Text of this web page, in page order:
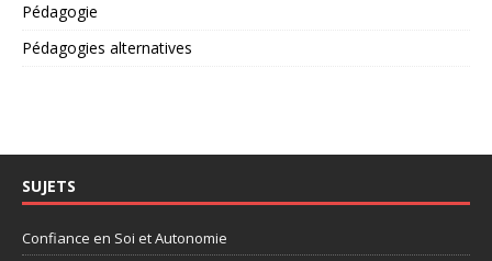
Pédagogie
Pédagogies alternatives
SUJETS
Confiance en Soi et Autonomie